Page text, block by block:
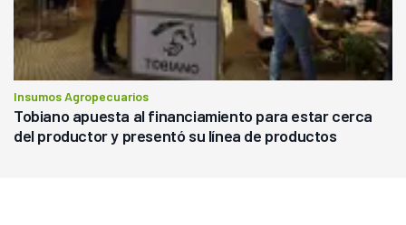
Insumos Agropecuarios
Tobiano apuesta al financiamiento para estar cerca
del productor y presentó su línea de productos